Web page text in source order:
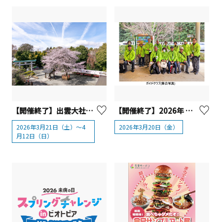
【開催終了】出雲大社相模分祠「南はだの村 桜まつり」【秦野市】
2026年3月21日（土）～4
月12日（日）
【開催終了】2026年 春分の日「寒川神社レイライン体感ツアー」
2026年3月20日（金）